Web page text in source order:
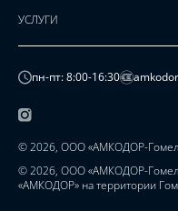
УСЛУГИ
пн-пт: 8:00-16:30
© 2026, ООО «АМКОДОР-
© 2026, ООО «АМКОДОР-
«АМКОДОР» на территории